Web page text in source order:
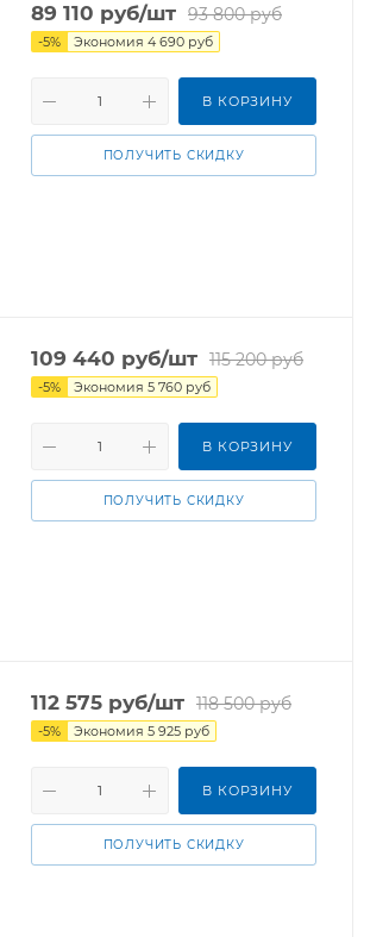
89 110 руб/шт 93 800руб
-5% Экономия 4 690 руб
В КОРЗИНУ
ПОЛУЧИТЬ СКИДКУ
109 440 руб/шт 115 200руб
-5% Экономия 5 760 руб
В КОРЗИНУ
ПОЛУЧИТЬ СКИДКУ
112 575 руб/шт 118 500руб
-5% Экономия 5 925 руб
В КОРЗИНУ
ПОЛУЧИТЬ СКИДКУ